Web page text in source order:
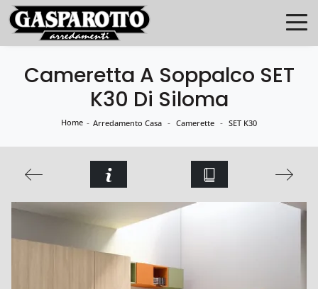
Cameretta A Soppalco SET
K30 Di Siloma
Home - Arredamento Casa - Camerette - SET K30